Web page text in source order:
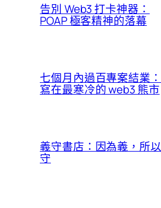
告別 Web3 打卡神器：
POAP 極客精神的落幕
七個月內過百專案結業：
寫在最寒冷的 web3 熊市
義守書店：因為義，所以
守